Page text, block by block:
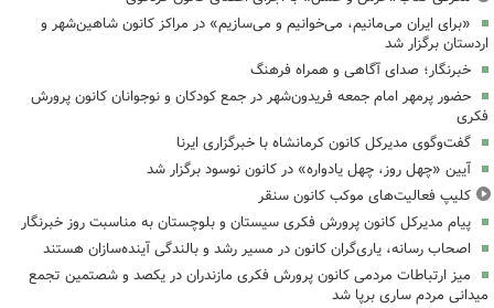
«برای ایران می‌مانیم، می‌خوانیم و می‌سازیم» در مراکز کانون شاهین‌شهر و
اردستان برگزار شد
خبرنگار؛ صدای آگاهی و همراه فرهنگ
حضور پرمهر امام جمعه فریدون‌شهر در جمع کودکان و نوجوانان کانون پرورش
فکری
گفت‌وگوی مدیرکل کانون کرمانشاه با خبرگزاری ایرنا
آیین «چهل روز، چهل یادواره» در کانون نوسود برگزار شد
کلیپ فعالیت‌های موکب کانون سنقر
پیام مدیرکل کانون پرورش فکری سیستان و بلوچستان به مناسبت روز خبرنگار
اصحاب رسانه، یاری‌گران کانون در مسیر رشد و بالندگی آینده‌سازان هستند
میز ارتباطات مردمی کانون پرورش فکری مازندران در یکصد و شصتمین تجمع
میدانی مردم ساری برپا شد